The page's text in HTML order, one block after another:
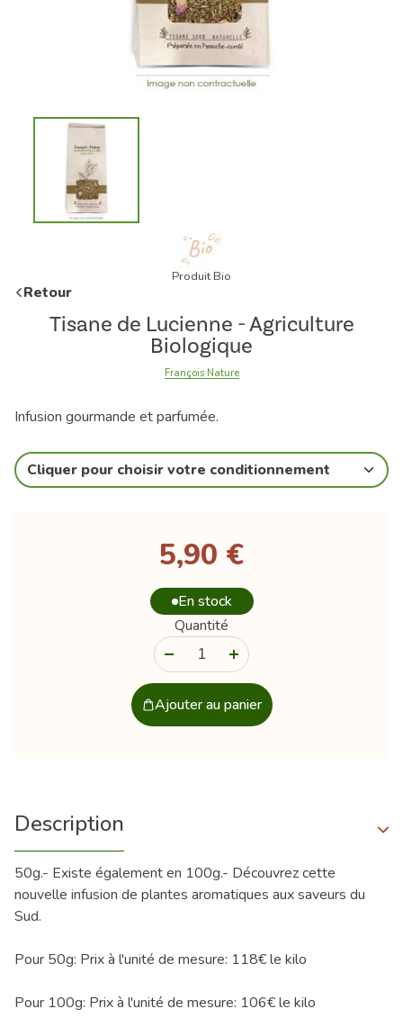
Produit Bio
Retour
Tisane de Lucienne - Agriculture
Biologique
François Nature
Infusion gourmande et parfumée.
Cliquer pour choisir votre conditionnement
5,90 €
En stock
Quantité
Ajouter au panier
Description
50g.- Existe également en 100g.- Découvrez cette
nouvelle infusion de plantes aromatiques aux saveurs du
Sud.
Pour 50g: Prix à l'unité de mesure: 118€ le kilo
Pour 100g: Prix à l'unité de mesure: 106€ le kilo